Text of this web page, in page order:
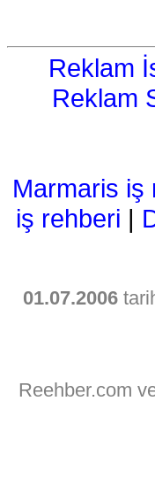
Reklam
Reklam
Marmaris iş
iş rehberi |
01.07.2006
Reehber.com